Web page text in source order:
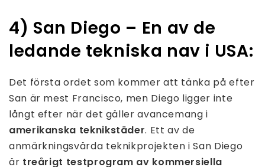
4) San Diego – En av de
ledande tekniska nav i USA:
Det första ordet som kommer att tänka på efter
San är mest Francisco, men Diego ligger inte
långt efter när det gäller avancemang i
amerikanska teknikstäder. Ett av de
anmärkningsvärda teknikprojekten i San Diego
är treårigt testprogram av kommersiella